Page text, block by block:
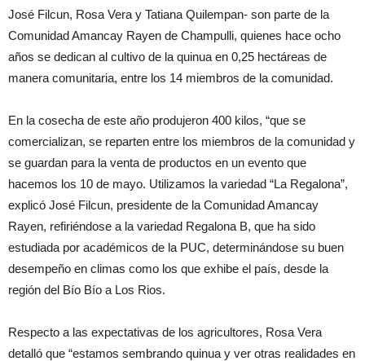
José Filcun, Rosa Vera y Tatiana Quilempan- son parte de la
Comunidad Amancay Rayen de Champulli, quienes hace ocho
años se dedican al cultivo de la quinua en 0,25 hectáreas de
manera comunitaria, entre los 14 miembros de la comunidad.
En la cosecha de este año produjeron 400 kilos, “que se
comercializan, se reparten entre los miembros de la comunidad y
se guardan para la venta de productos en un evento que
hacemos los 10 de mayo. Utilizamos la variedad “La Regalona”,
explicó José Filcun, presidente de la Comunidad Amancay
Rayen, refiriéndose a la variedad Regalona B, que ha sido
estudiada por académicos de la PUC, determinándose su buen
desempeño en climas como los que exhibe el país, desde la
región del Bío Bío a Los Rios.
Respecto a las expectativas de los agricultores, Rosa Vera
detalló que “estamos sembrando quinua y ver otras realidades en